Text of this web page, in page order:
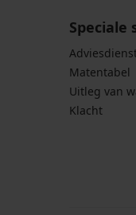
Speciale
Matentabel
Uitleg van
Klacht